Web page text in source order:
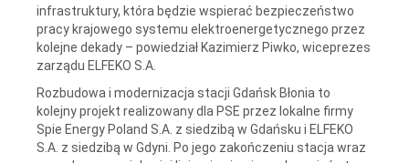
infrastruktury, która będzie wspierać bezpieczeństwo
pracy krajowego systemu elektroenergetycznego przez
kolejne dekady – powiedział Kazimierz Piwko, wiceprezes
zarządu ELFEKO S.A.
Rozbudowa i modernizacja stacji Gdańsk Błonia to
kolejny projekt realizowany dla PSE przez lokalne firmy
Spie Energy Poland S.A. z siedzibą w Gdańsku i ELFEKO
S.A. z siedzibą w Gdyni. Po jego zakończeniu stacja wraz